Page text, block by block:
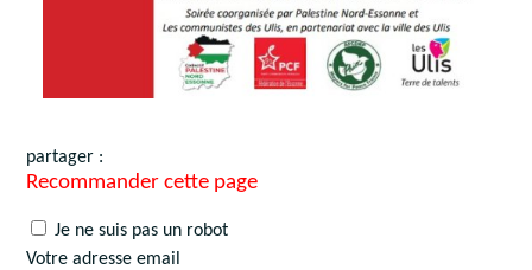
partager :
Recommander cette page
Je ne suis pas un robot
Votre adresse email